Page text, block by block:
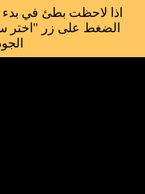
اذا لاحظت بطئ في
الضغط على زر "اختر